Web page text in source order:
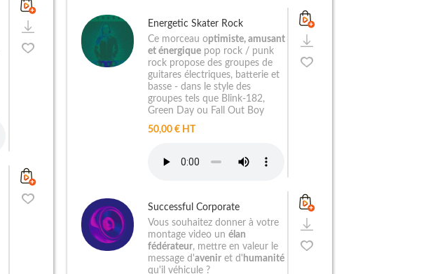
Energetic Skater Rock
Ce morceau optimiste, amusant
et énergiquepop rock / punk
rock propose des groupes de
guitares électriques, batterie et
basse - dans le style des
groupes tels que Blink-182,
Green Day ou Fall Out Boy
50,00 € HT
Successful Corporate
Vous souhaitez donner à votre
montage video un élan
fédérateur, mettre en valeur le
message d'aveniret d' humanité
qu'il véhicule ?